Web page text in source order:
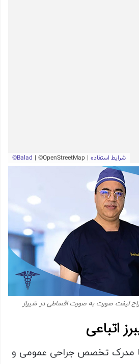
لیفت صورت به صورت اقساطی در شیراز
با مدرک تخصص جراحی عمومی و